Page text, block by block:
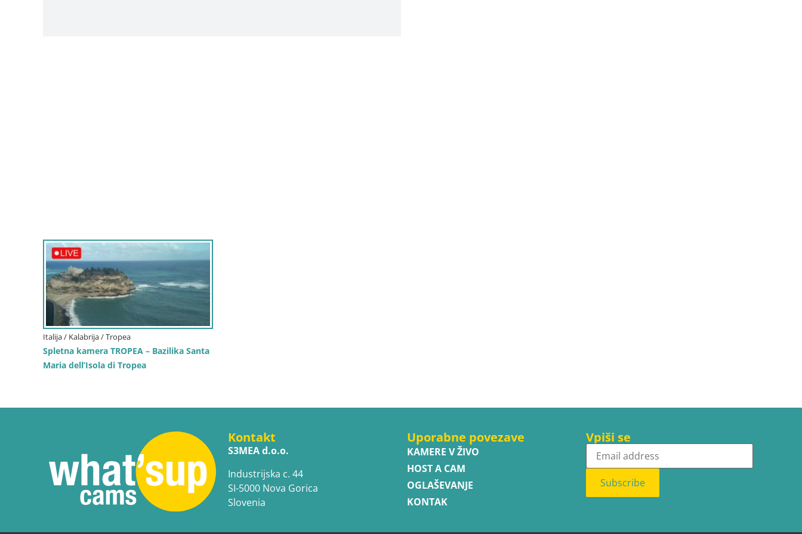
Italija / Kalabrija / Tropea
Spletna kamera TROPEA – Bazilika Santa
Maria dell’Isola di Tropea
Kontakt
S3MEA d.o.o.
Industrijska c. 44
SI-5000 Nova Gorica
Slovenia
Uporabne povezave
KAMERE V ŽIVO
HOST A CAM
OGLAŠEVANJE
KONTAK
Vpiši se
Subscribe